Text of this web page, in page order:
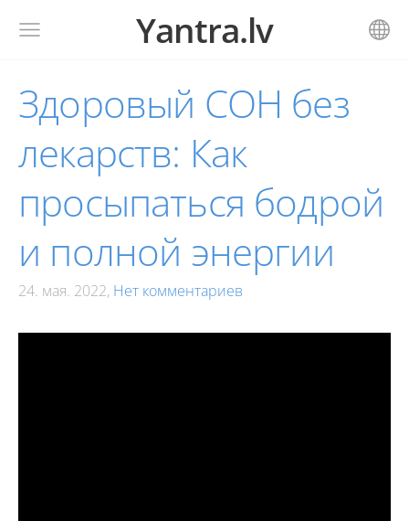
Yantra.lv
Здоровый СОН без
лекарств: Как
просыпаться бодрой
и полной энергии
24. мая. 2022, Нет комментариев